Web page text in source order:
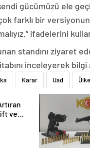
gücümüzü ele
farklı bir
ifadelerini
standını ziyaret
inceleyerek bilgi
Karar Uad Ülke
ve